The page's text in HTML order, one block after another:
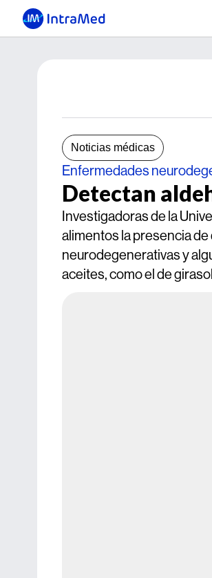
Noticias médicas
Enfermedades
Detectan
Investigadoras de la
alimentos la presencia
neurodegenerativas y
aceites, como el de